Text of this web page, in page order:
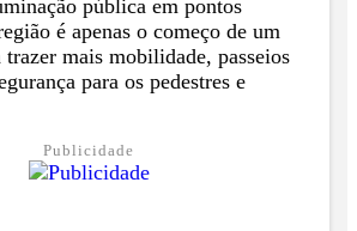
pública em pontos
é apenas o começo de um
mais mobilidade, passeios
para os pedestres e
Publicidade